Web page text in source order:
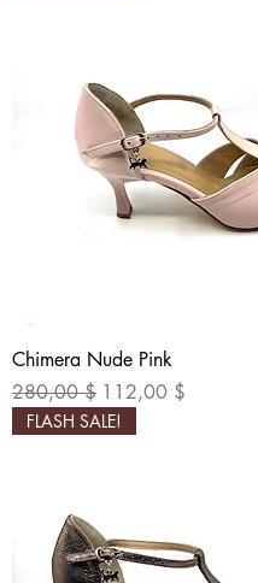
Chimera Nude Pink
Обычная цена
280,00 $ Цена со скидкой
112,00 $
FLASH SALE!